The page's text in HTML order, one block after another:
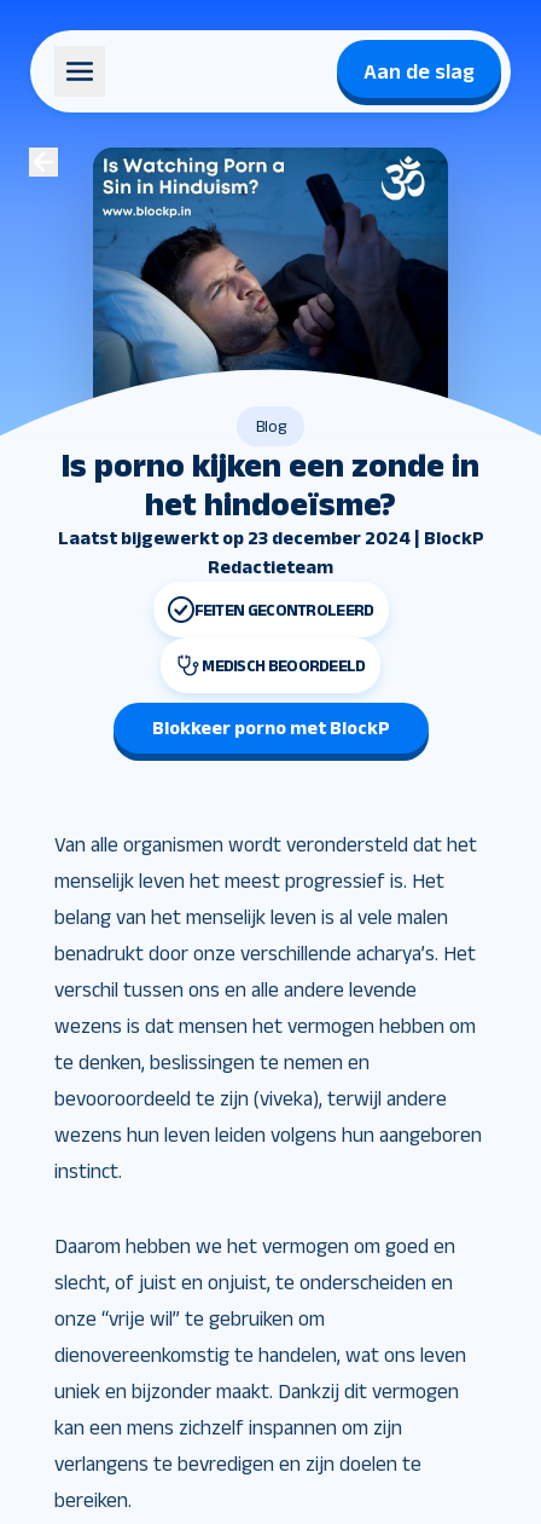
Aan de slag
Blog
Is porno kijken een zonde in
het hindoeïsme?
Laatst bijgewerkt op 23 december 2024 | BlockP
Redactieteam
FEITEN GECONTROLEERD
MEDISCH BEOORDEELD
Blokkeer porno met BlockP
Van alle organismen wordt verondersteld dat het
menselijk leven het meest progressief is. Het
belang van het menselijk leven is al vele malen
benadrukt door onze verschillende acharya’s. Het
verschil tussen ons en alle andere levende
wezens is dat mensen het vermogen hebben om
te denken, beslissingen te nemen en
bevooroordeeld te zijn (viveka), terwijl andere
wezens hun leven leiden volgens hun aangeboren
instinct.
Daarom hebben we het vermogen om goed en
slecht, of juist en onjuist, te onderscheiden en
onze “vrije wil” te gebruiken om
dienovereenkomstig te handelen, wat ons leven
uniek en bijzonder maakt. Dankzij dit vermogen
kan een mens zichzelf inspannen om zijn
verlangens te bevredigen en zijn doelen te
bereiken.